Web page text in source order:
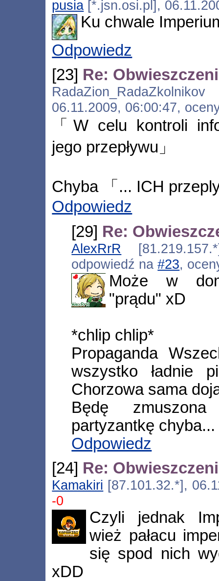
pusia [*.jsn.osi.pl],
Ku chwale
Odpowiedz
[23] Re:
RadaZion_RadaZkolnikov
06.11.2009, 06:00:47,
「W celu kontroli
jego przepływu」
Chyba 「... ICH
Odpowiedz
[29] Re:
AlexRrR
odpowiedź na#23,
Może w
"prądu" xD
*chlip chlip*
Propaganda
wszystko ładnie
Chorzowa sama
Będę
partyzantkę chyba...
Odpowiedz
[24] Re:
Kamakiri [87.101.32.*],
-0
Czyli jednak
wież pałacu
się spod nich
xDD